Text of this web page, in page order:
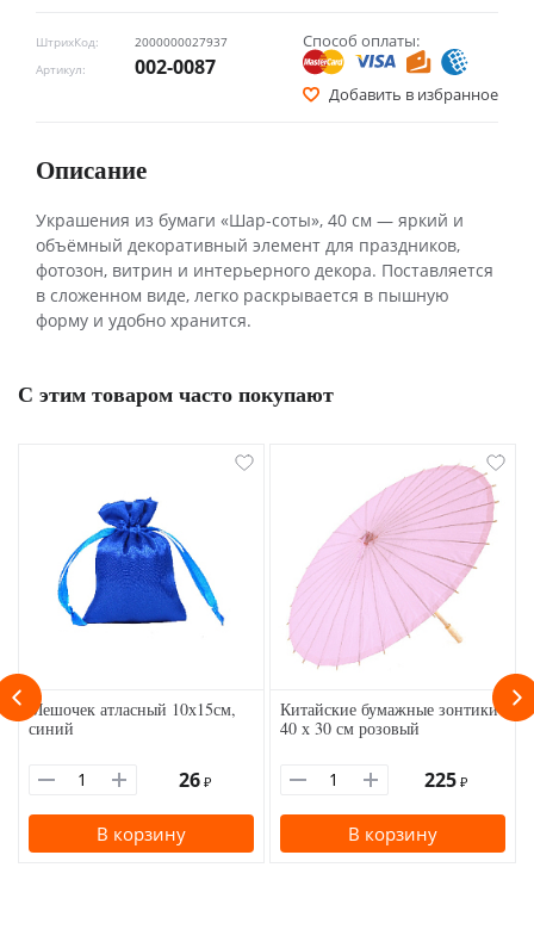
ШтрихКод:
2000000027937
Артикул:
002-0087
Способ оплаты:
Добавить в избранное
Описание
Украшения из бумаги «Шар-соты», 40 см — яркий и
объёмный декоративный элемент для праздников,
фотозон, витрин и интерьерного декора. Поставляется
в сложенном виде, легко раскрывается в пышную
форму и удобно хранится.
С этим товаром часто покупают
Мешочек атласный 10х15см,
синий
26 ₽
В корзину
Китайские бумажные зонтики
40 х 30 см розовый
225 ₽
В корзину